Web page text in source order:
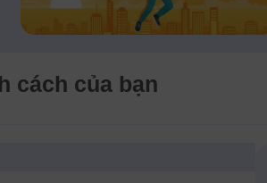
cách của bạn